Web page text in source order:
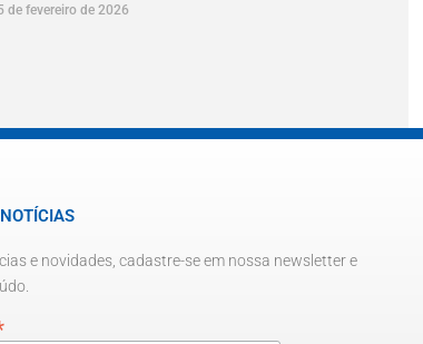
de fevereiro de 2026
e novidades, cadastre-se em nossa newsletter e